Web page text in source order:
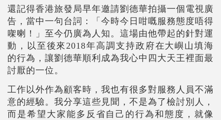
還記得香港旅發局早年邀請劉德華拍攝一個電視廣
告，當中一句台詞：「今時今日咁嘅服務態度唔得
㗎喇！」至今仍廣為人知。這場由他帶起的針對運
動，以至後來2018年高調支持政府在大嶼山填海
的行為，讓劉德華順利成為我心中四大天王裡面最
討厭的一位。
工作以外作為顧客時，我也有很多對服務人員不滿
意的經驗。我分享這些見聞，不是為了檢討別人，
而是希望大家能多反省自己的行為和態度，就像